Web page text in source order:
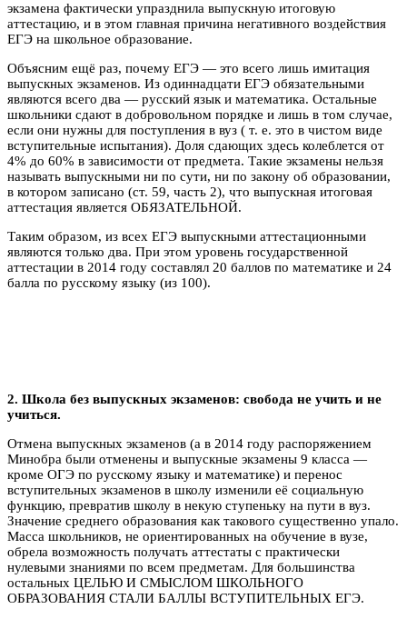
экзамена фактически упразднила выпускную итоговую
аттестацию, и в этом главная причина негативного воздействия
ЕГЭ на школьное образование.
Объясним ещё раз, почему ЕГЭ — это всего лишь имитация
выпускных экзаменов. Из одиннадцати ЕГЭ обязательными
являются всего два — русский язык и математика. Остальные
школьники сдают в добровольном порядке и лишь в том случае,
если они нужны для поступления в вуз ( т. е. это в чистом виде
вступительные испытания). Доля сдающих здесь колеблется от
4% до 60% в зависимости от предмета. Такие экзамены нельзя
называть выпускными ни по сути, ни по закону об образовании,
в котором записано (ст. 59, часть 2), что выпускная итоговая
аттестация является ОБЯЗАТЕЛЬНОЙ.
Таким образом, из всех ЕГЭ выпускными аттестационными
являются только два. При этом уровень государственной
аттестации в 2014 году составлял 20 баллов по математике и 24
балла по русскому языку (из 100).
2. Школа без выпускных экзаменов: свобода не учить и не
учиться.
Отмена выпускных экзаменов (а в 2014 году распоряжением
Минобра были отменены и выпускные экзамены 9 класса —
кроме ОГЭ по русскому языку и математике) и перенос
вступительных экзаменов в школу изменили её социальную
функцию, превратив школу в некую ступеньку на пути в вуз.
Значение среднего образования как такового существенно упало.
Масса школьников, не ориентированных на обучение в вузе,
обрела возможность получать аттестаты с практически
нулевыми знаниями по всем предметам. Для большинства
остальных ЦЕЛЬЮ И СМЫСЛОМ ШКОЛЬНОГО
ОБРАЗОВАНИЯ СТАЛИ БАЛЛЫ ВСТУПИТЕЛЬНЫХ ЕГЭ.